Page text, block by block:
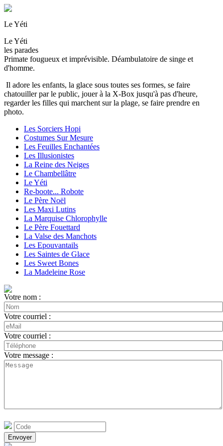
Le Yéti
Le Yéti
les parades
Primate fougueux et imprévisible. Déambulatoire de singe et
d'homme.
Il adore les enfants, la glace sous toutes ses formes, se faire
chatouiller par le public, jouer à la X-Box jusqu'à pas d'heure,
regarder les filles qui marchent sur la plage, se faire prendre en
photo.
Les Sorciers Hopi
Costumes Sur Mesure
Les Feuilles Enchantées
Les Illusionistes
La Reine des Neiges
Le Chambellâtre
Le Yéti
Re-boote... Robote
Le Père Noël
Les Maxi Lutins
La Marquise Chlorophylle
Le Père Fouettard
La Valse des Manchots
Les Epouvantails
Les Saintes de Glace
Les Sweet Bones
La Madeleine Rose
Votre nom :
Votre courriel :
Votre courriel :
Votre message :